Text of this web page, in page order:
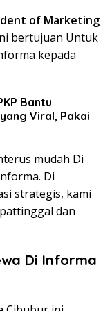
of Marketing
bertujuan Untuk
kepada
Bantu
Viral, Pakai
mudah Di
Di
strategis, kami
dan
Di Informa